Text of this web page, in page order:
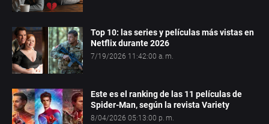
Top 10: las series y películas más vistas en
Netflix durante 2026
7/19/2026 11:42:00 a. m.
Este es el ranking de las 11 películas de
Spider-Man, según la revista Variety
8/04/2026 05:13:00 p. m.